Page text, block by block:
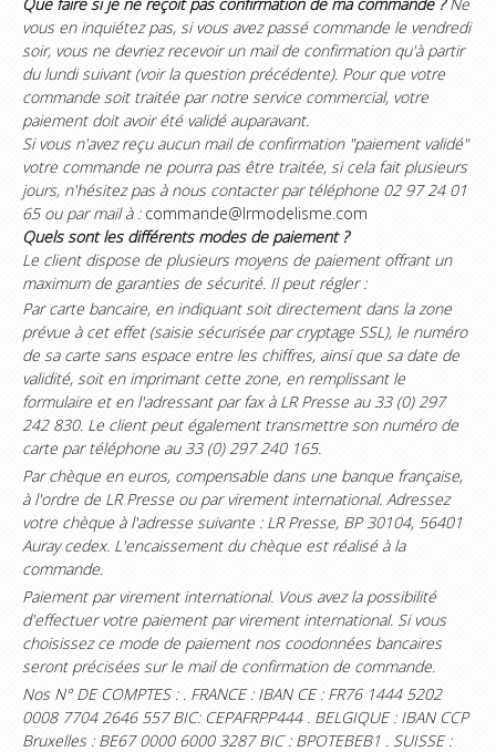
vous en inquiétez pas, si vous avez passé commande le vendredi
soir, vous ne devriez recevoir un mail de confirmation qu'à partir
du lundi suivant (voir la question précédente). Pour que votre
commande soit traitée par notre service commercial, votre
paiement doit avoir été validé auparavant.
Si vous n'avez reçu aucun mail de confirmation "paiement validé"
votre commande ne pourra pas être traitée, si cela fait plusieurs
jours, n'hésitez pas à nous contacter par téléphone 02 97 24 01
65 ou par mail à : commande@lrmodelisme.com
Quels sont les différents modes de paiement ?
Le client dispose de plusieurs moyens de paiement offrant un
maximum de garanties de sécurité. Il peut régler :
Par carte bancaire, en indiquant soit directement dans la zone
prévue à cet effet (saisie sécurisée par cryptage SSL), le numéro
de sa carte sans espace entre les chiffres, ainsi que sa date de
validité, soit en imprimant cette zone, en remplissant le
formulaire et en l'adressant par fax à LR Presse au 33 (0) 297
242 830. Le client peut également transmettre son numéro de
carte par téléphone au 33 (0) 297 240 165.
Par chèque en euros, compensable dans une banque française,
à l'ordre de LR Presse ou par virement international. Adressez
votre chèque à l'adresse suivante : LR Presse, BP 30104, 56401
Auray cedex. L'encaissement du chèque est réalisé à la
commande.
Paiement par virement international. Vous avez la possibilité
d'effectuer votre paiement par virement international. Si vous
choisissez ce mode de paiement nos coodonnées bancaires
seront précisées sur le mail de confirmation de commande.
Nos N° DE COMPTES : . FRANCE : IBAN CE : FR76 1444 5202
0008 7704 2646 557 BIC: CEPAFRPP444 . BELGIQUE : IBAN CCP
Bruxelles : BE67 0000 6000 3287 BIC : BPOTEBEB1 . SUISSE :